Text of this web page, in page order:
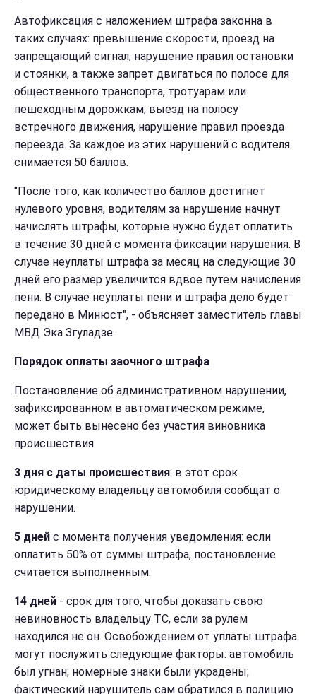
Автофиксация с наложением штрафа законна в
таких случаях: превышение скорости, проезд на
запрещающий сигнал, нарушение правил остановки
и стоянки, а также запрет двигаться по полосе для
общественного транспорта, тротуарам или
пешеходным дорожкам, выезд на полосу
встречного движения, нарушение правил проезда
переезда. За каждое из этих нарушений с водителя
снимается 50 баллов.
"После того, как количество баллов достигнет
нулевого уровня, водителям за нарушение начнут
начислять штрафы, которые нужно будет оплатить
в течение 30 дней с момента фиксации нарушения. В
случае неуплаты штрафа за месяц на следующие 30
дней его размер увеличится вдвое путем начисления
пени. В случае неуплаты пени и штрафа дело будет
передано в Минюст", - объясняет заместитель главы
МВД Эка Згуладзе.
Порядок оплаты заочного штрафа
Постановление об административном нарушении,
зафиксированном в автоматическом режиме,
может быть вынесено без участия виновника
происшествия.
3 дня с даты происшествия: в этот срок
юридическому владельцу автомобиля сообщат о
нарушении.
5 дней с момента получения уведомления: если
оплатить 50% от суммы штрафа, постановление
считается выполненным.
14 дней - срок для того, чтобы доказать свою
невиновность владельцу ТС, если за рулем
находился не он. Освобождением от уплаты штрафа
могут послужить следующие факторы: автомобиль
был угнан; номерные знаки были украдены;
фактический нарушитель сам обратился в полицию